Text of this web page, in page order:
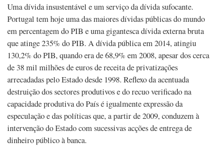
Uma dívida insustentável e um serviço da dívida sufocante.
Portugal tem hoje uma das maiores dívidas públicas do mundo
em percentagem do PIB e uma gigantesca dívida externa bruta
que atinge 235% do PIB. A dívida pública em 2014, atingiu
130,2% do PIB, quando era de 68,9% em 2008, apesar dos cerca
de 38 mil milhões de euros de receita de privatizações
arrecadadas pelo Estado desde 1998. Reflexo da acentuada
destruição dos sectores produtivos e do recuo verificado na
capacidade produtiva do País é igualmente expressão da
especulação e das políticas que, a partir de 2009, conduzem à
intervenção do Estado com sucessivas acções de entrega de
dinheiro público à banca.